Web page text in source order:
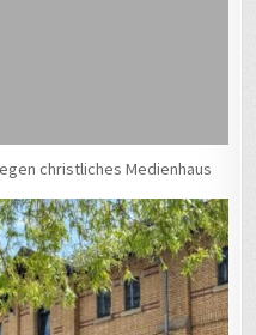
christliches Medienhaus